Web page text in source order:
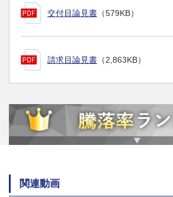
交付目論見書 （579KB）
請求目論見書 （2,863KB）
関連動画